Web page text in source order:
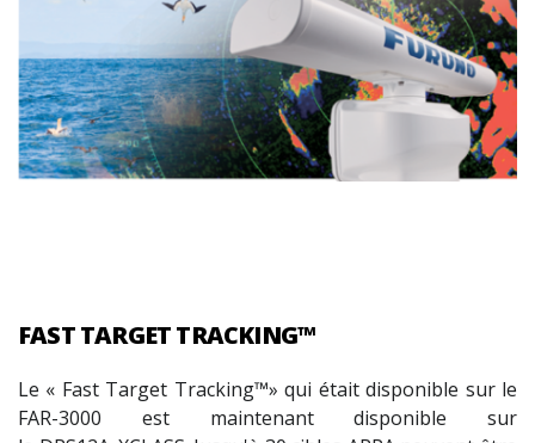
FAST TARGET TRACKING™
Le « Fast Target Tracking™» qui était disponible sur le
FAR-3000 est maintenant disponible sur